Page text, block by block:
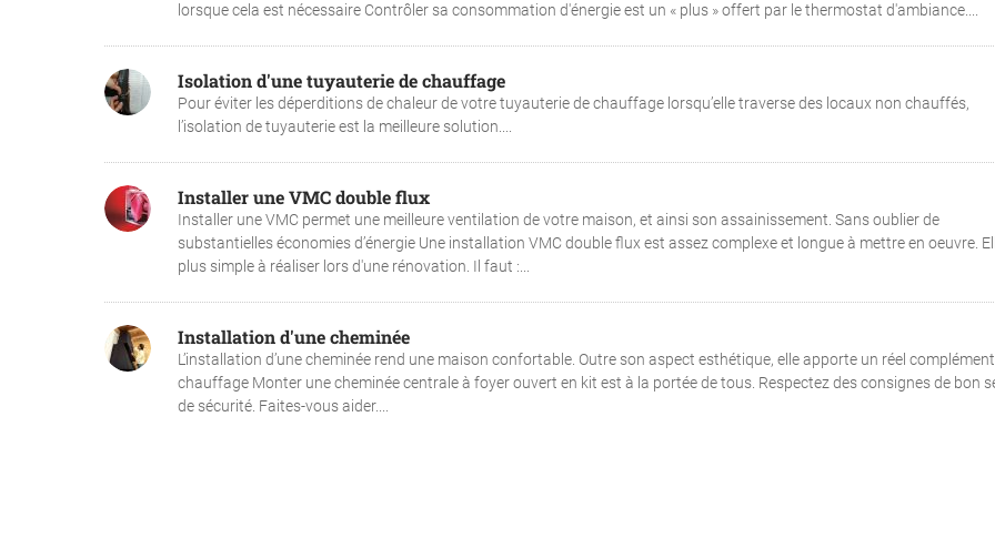
lorsque cela est nécessaire Contrôler sa consommation d'énergie est un « plus » offert par le thermostat d'ambiance....
Isolation d'une tuyauterie de chauffage
Pour éviter les déperditions de chaleur de votre tuyauterie de chauffage lorsqu’elle traverse des locaux non chauffés,
l’isolation de tuyauterie est la meilleure solution....
Installer une VMC double flux
Installer une VMC permet une meilleure ventilation de votre maison, et ainsi son assainissement. Sans oublier de
substantielles économies d’énergie Une installation VMC double flux est assez complexe et longue à mettre en oeuvre.
plus simple à réaliser lors d'une rénovation. Il faut :...
Installation d'une cheminée
L’installation d’une cheminée rend une maison confortable. Outre son aspect esthétique, elle apporte un réel
chauffage Monter une cheminée centrale à foyer ouvert en kit est à la portée de tous. Respectez des consignes de bon
de sécurité. Faites-vous aider....